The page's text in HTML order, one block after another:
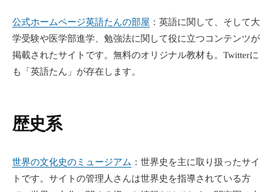
公式ホームページ英語たんの部屋 ：英語に関して、そして大
学受験や医学部進学、勉強法に関して役に立つコンテンツが
掲載されたサイトです。無料のオリジナル教材も。Twitterに
も「英語たん」が存在します。
歴史系
世界の文化史のミュージアム ：世界史を主に取り扱ったサイ
トです。サイトの管理人さんは世界史を指導されている方